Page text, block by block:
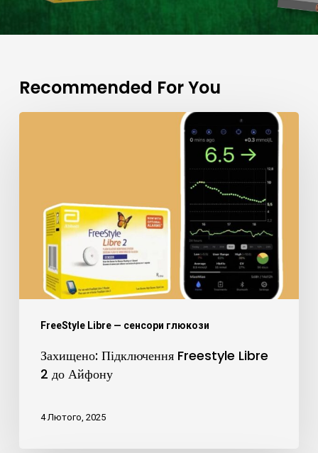
Recommended For You
FreeStyle Libre — сенсори глюкози
Захищено: Підключення Freestyle Libre
2 до Айфону
4 Лютого, 2025